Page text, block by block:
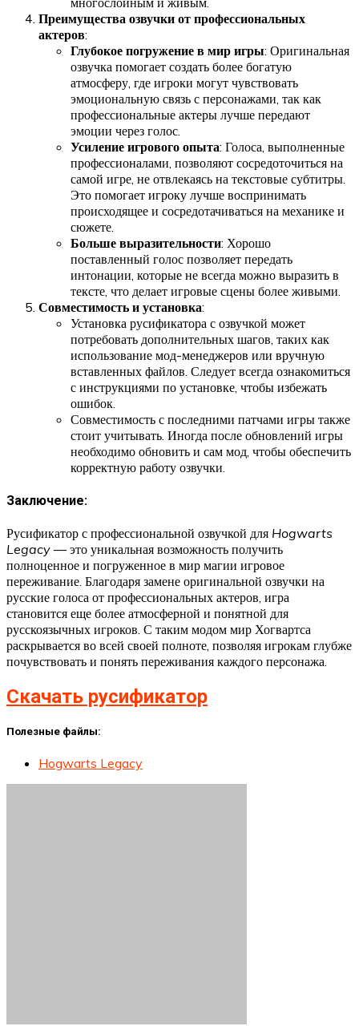
Преимущества озвучки от профессиональных
актеров:
Глубокое погружение в мир игры: Оригинальная
озвучка помогает создать более богатую
атмосферу, где игроки могут чувствовать
эмоциональную связь с персонажами, так как
профессиональные актеры лучше передают
эмоции через голос.
Усиление игрового опыта: Голоса, выполненные
профессионалами, позволяют сосредоточиться на
самой игре, не отвлекаясь на текстовые субтитры.
Это помогает игроку лучше воспринимать
происходящее и сосредотачиваться на механике и
сюжете.
Больше выразительности: Хорошо
поставленный голос позволяет передать
интонации, которые не всегда можно выразить в
тексте, что делает игровые сцены более живыми.
Совместимость и установка:
Установка русификатора с озвучкой может
потребовать дополнительных шагов, таких как
использование мод-менеджеров или вручную
вставленных файлов. Следует всегда ознакомиться
с инструкциями по установке, чтобы избежать
ошибок.
Совместимость с последними патчами игры также
стоит учитывать. Иногда после обновлений игры
необходимо обновить и сам мод, чтобы обеспечить
корректную работу озвучки.
Заключение:
Русификатор с профессиональной озвучкой для Hogwarts
Legacy — это уникальная возможность получить
полноценное и погруженное в мир магии игровое
переживание. Благодаря замене оригинальной озвучки на
русские голоса от профессиональных актеров, игра
становится еще более атмосферной и понятной для
русскоязычных игроков. С таким модом мир Хогвартса
раскрывается во всей своей полноте, позволяя игрокам глубже
почувствовать и понять переживания каждого персонажа.
Скачать русификатор
Полезные файлы:
Hogwarts Legacy